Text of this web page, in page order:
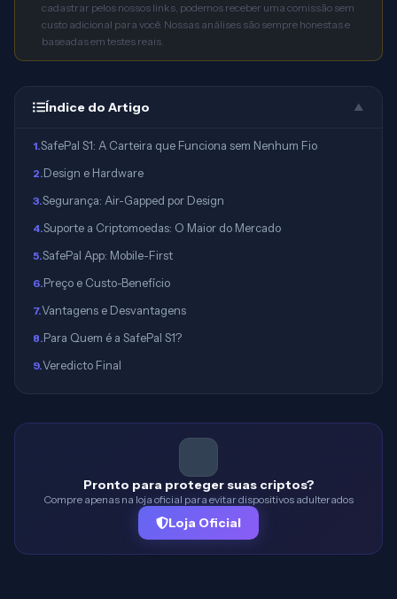
cadastrar pelos nossos links, podemos receber uma comissão sem
custo adicional para você. Nossas análises são sempre honestas e
baseadas em testes reais.
Índice do Artigo ▲
1.SafePal S1: A Carteira que Funciona sem Nenhum Fio
2.Design e Hardware
3.Segurança: Air-Gapped por Design
4.Suporte a Criptomoedas: O Maior do Mercado
5.SafePal App: Mobile-First
6.Preço e Custo-Benefício
7.Vantagens e Desvantagens
8.Para Quem é a SafePal S1?
9.Veredicto Final
Pronto para proteger suas criptos?
Compre apenas na loja oficial para evitar dispositivos adulterados
Loja Oficial